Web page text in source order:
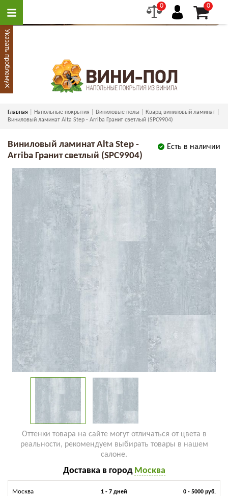
0 0
Главная Напольные покрытия Виниловые полы
Кварц виниловый ламинат
Виниловый ламинат Alta Step - Arriba Гранит светлый (SPC9904)
Есть в наличии
Виниловый ламинат Alta Step -
Arriba Гранит светлый (SPC9904)
Оттенки товара на сайте могут отличаться от цвета в
реальности, рекомендуем выбирать товары в нашем
салоне.
Доставка в город Москва
Москва 1 - 7 дней 0 - 5000 руб.
Указать проблему
×